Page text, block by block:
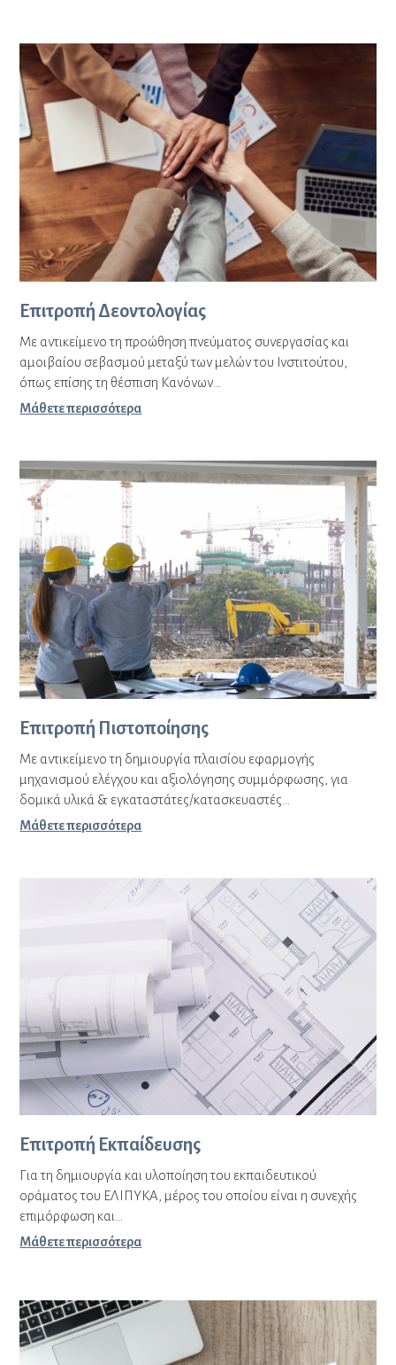
Επιτροπή Δεοντολογίας
Με αντικείμενο τη προώθηση πνεύματος συνεργασίας και
αμοιβαίου σεβασμού μεταξύ των μελών του Ινστιτούτου,
όπως επίσης τη θέσπιση Κανόνων…
Μάθετε περισσότερα
Επιτροπή Πιστοποίησης
Με αντικείμενο τη δημιουργία πλαισίου εφαρμογής
μηχανισμού ελέγχου και αξιολόγησης συμμόρφωσης, για
δομικά υλικά & εγκαταστάτες/κατασκευαστές…
Μάθετε περισσότερα
Επιτροπή Εκπαίδευσης
Για τη δημιουργία και υλοποίηση του εκπαιδευτικού
οράματος του ΕΛΙΠΥΚΑ, μέρος του οποίου είναι η συνεχής
επιμόρφωση και…
Μάθετε περισσότερα